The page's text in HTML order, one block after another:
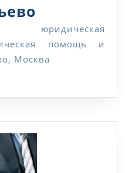
Алтуфьево
помощь и
Москва